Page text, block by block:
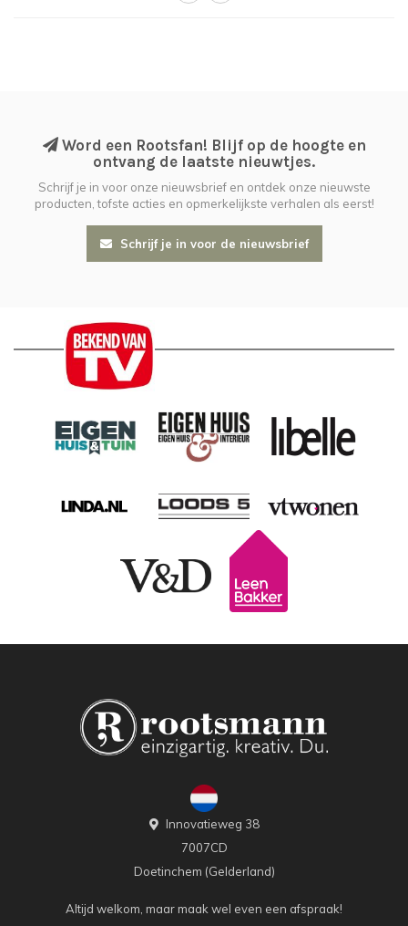
Word een Rootsfan! Blijf op de hoogte en
ontvang de laatste nieuwtjes.
Schrijf je in voor onze nieuwsbrief en ontdek onze nieuwste
producten, tofste acties en opmerkelijkste verhalen als eerst!
Schrijf je in voor de nieuwsbrief
Innovatieweg 38
7007CD
Doetinchem (Gelderland)
Altijd welkom, maar maak wel even een afspraak!